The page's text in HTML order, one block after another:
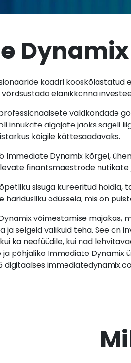
kaadri kooskõlastatud
elanikkonna
valdkondade
innukate algajate jaoks sageli
kõigile kättesaadavaks.
Immediate Dynamix kõrgel,
finantsmaestrode nutikate
sisuga kureeritud hoidla,
haridusliku odüsseia, mis on
võimestamise majakas,
selgeid valikuid teha. See on
ka neofüüdile, kui nad
põhjalike Immediate
digitaalses